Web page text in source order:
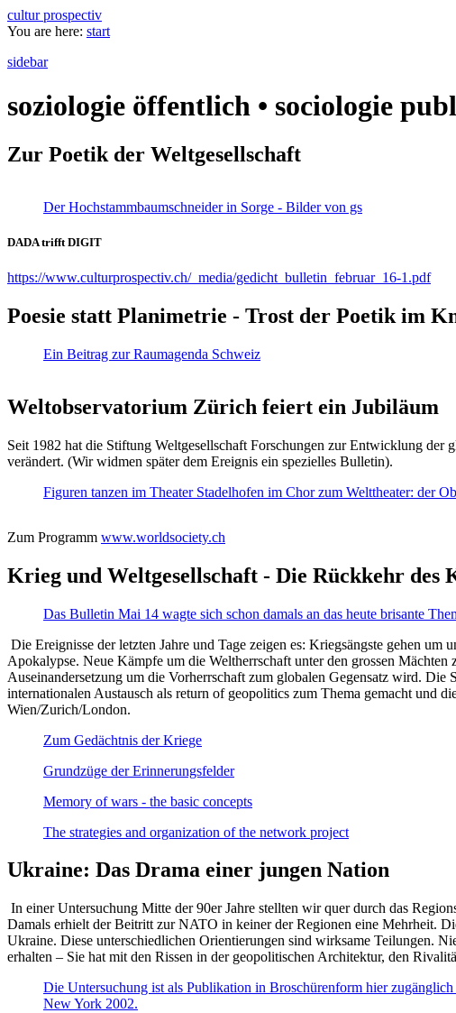
cultur prospectiv
You are here: start
sidebar
soziologie öffentlich • sociologie
Zur Poetik der Weltgesellschaft
Der Hochstammbaumschneider in Sorge - Bilder von gs
DADA trifft DIGIT
https://www.culturprospectiv.ch/_media/gedicht_bulletin_februar_16-1.pdf
Poesie statt Planimetrie - Trost der Poetik im
Ein Beitrag zur Raumagenda Schweiz
Weltobservatorium Zürich feiert ein Jubiläum
Seit 1982 hat die Stiftung Weltgesellschaft Forschungen zur Entwicklung
verändert. (Wir widmen später dem Ereignis ein spezielles Bulletin).
Figuren tanzen im Theater Stadelhofen im Chor zum Welttheater: der
Zum Programm www.worldsociety.ch
Krieg und Weltgesellschaft - Die Rückkehr des
Das Bulletin Mai 14 wagte sich schon damals an das heute brisante
Die Ereignisse der letzten Jahre und Tage zeigen es: Kriegsängste gehen
Apokalypse. Neue Kämpfe um die Weltherrschaft unter den grossen
Auseinandersetzung um die Vorherrschaft zum globalen Gegensatz wird.
internationalen Austausch als return of geopolitics zum Thema gemacht und
Wien/Zurich/London.
Zum Gedächtnis der Kriege
Grundzüge der Erinnerungsfelder
Memory of wars - the basic concepts
The strategies and organization of the network project
Ukraine: Das Drama einer jungen Nation
In einer Untersuchung Mitte der 90er Jahre stellten wir quer durch das
Damals erhielt der Beitritt zur NATO in keiner der Regionen eine Mehrheit.
Ukraine. Diese unterschiedlichen Orientierungen sind wirksame Teilungen.
erhalten – Sie hat mit den Rissen in der geopolitischen Architektur, den
Die Untersuchung ist als Publikation in Broschürenform hier
New York 2002.